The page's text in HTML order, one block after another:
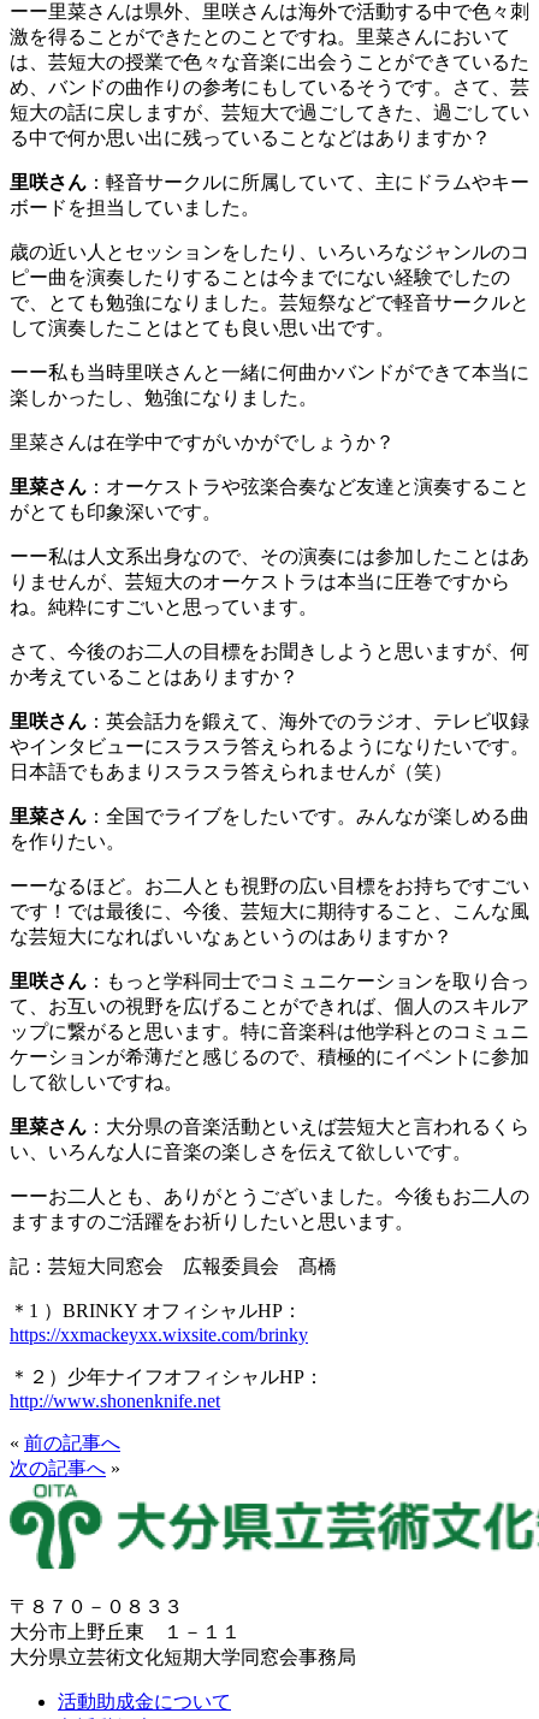
ーー里菜さんは県外、里咲さんは海外で活動する中で色々刺
激を得ることができたとのことですね。里菜さんにおいて
は、芸短大の授業で色々な音楽に出会うことができているた
め、バンドの曲作りの参考にもしているそうです。さて、芸
短大の話に戻しますが、芸短大で過ごしてきた、過ごしてい
る中で何か思い出に残っていることなどはありますか？
里咲さん ：軽音サークルに所属していて、主にドラムやキー
ボードを担当していました。
歳の近い人とセッションをしたり、いろいろなジャンルのコ
ピー曲を演奏したりすることは今までにない経験でしたの
で、とても勉強になりました。芸短祭などで軽音サークルと
して演奏したことはとても良い思い出です。
ーー私も当時里咲さんと一緒に何曲かバンドができて本当に
楽しかったし、勉強になりました。
里菜さんは在学中ですがいかがでしょうか？
里菜さん ：オーケストラや弦楽合奏など友達と演奏すること
がとても印象深いです。
ーー私は人文系出身なので、その演奏には参加したことはあ
りませんが、芸短大のオーケストラは本当に圧巻ですから
ね。純粋にすごいと思っています。
さて、今後のお二人の目標をお聞きしようと思いますが、何
か考えていることはありますか？
里咲さん ：英会話力を鍛えて、海外でのラジオ、テレビ収録
やインタビューにスラスラ答えられるようになりたいです。
日本語でもあまりスラスラ答えられませんが（笑）
里菜さん ：全国でライブをしたいです。みんなが楽しめる曲
を作りたい。
ーーなるほど。お二人とも視野の広い目標をお持ちですごい
です！では最後に、今後、芸短大に期待すること、こんな風
な芸短大になればいいなぁというのはありますか？
里咲さん ：もっと学科同士でコミュニケーションを取り合っ
て、お互いの視野を広げることができれば、個人のスキルア
ップに繋がると思います。特に音楽科は他学科とのコミュニ
ケーションが希薄だと感じるので、積極的にイベントに参加
して欲しいですね。
里菜さん ：大分県の音楽活動といえば芸短大と言われるくら
い、いろんな人に音楽の楽しさを伝えて欲しいです。
ーーお二人とも、ありがとうございました。今後もお二人の
ますますのご活躍をお祈りしたいと思います。
記：芸短大同窓会 広報委員会 髙橋
＊1 ）BRINKY オフィシャルHP：
https://xxmackeyxx.wixsite.com/brinky
＊２）少年ナイフオフィシャルHP：
http://www.shonenknife.net
« 前の記事へ
次の記事へ »
〒８７０－０８３３
大分市上野丘東 １－１１
大分県立芸術文化短期大学同窓会事務局
活動助成金について